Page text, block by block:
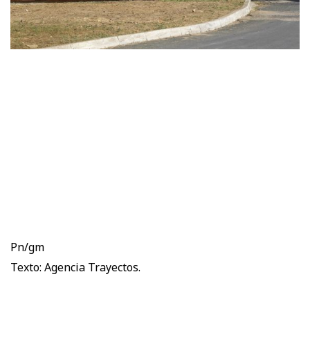
Pn/gm
Texto: Agencia Trayectos.